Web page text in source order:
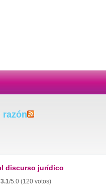
razón
discurso jurídico
/5.0 (120 votos)